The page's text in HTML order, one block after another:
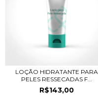
LOÇÃO HIDRATANTE PARA
PELES RESSECADAS F...
R$143,00